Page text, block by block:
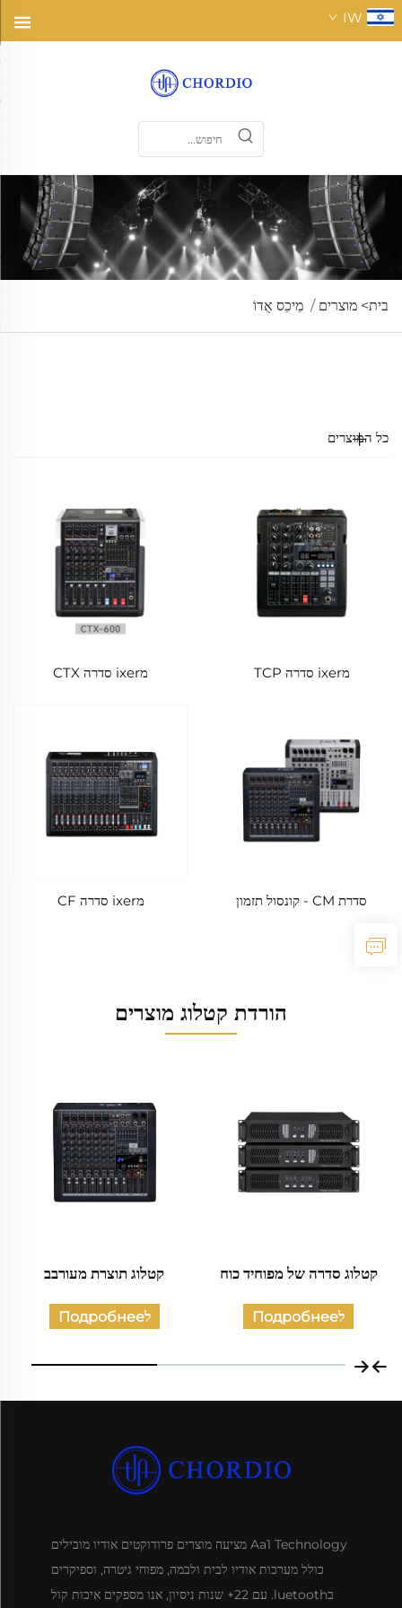
IW
בית> מוצרים / מֵיכֵס אֻדוֹ
כל המוצרים
מixer סדרה TCP מixer סדרה CTX
סדרת CM - קונסול תזמון מixer סדרה CF
הורדת קטלוג מוצרים
קטלוג סדרה של מפוחיד כוח
לПодробнее
קטלוג תוצרת מעורבב
לПодробнее
Aa1 Technology מציעה מוצרים פרודוקטים אודיו מובילים
כולל מערכות אודיו לבית ולבמה, מפוחי גיטרה, וספיקרים
בluetooth. עם 22+ שנות ניסיון, אנו מספקים איכות קול